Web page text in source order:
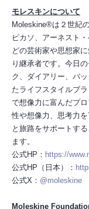
モレスキンについて
Moleskine®は２世紀
ピカソ、アーネスト
どの芸術家や思想家
り継承者です。今日
ク、ダイアリー、バ
たライフスタイルブ
で想像力に富んだプ
性や想像力、思考力
と旅路をサポートす
ます。
公式HP： https://
公式HP（日本）：
公式X： @moleskine
Moleskine